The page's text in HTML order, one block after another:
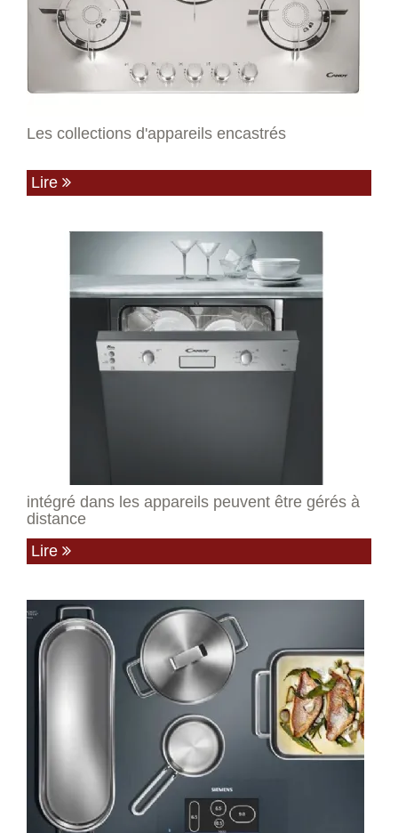
Les collections d'appareils encastrés
Lire
intégré dans les appareils peuvent être gérés à
distance
Lire